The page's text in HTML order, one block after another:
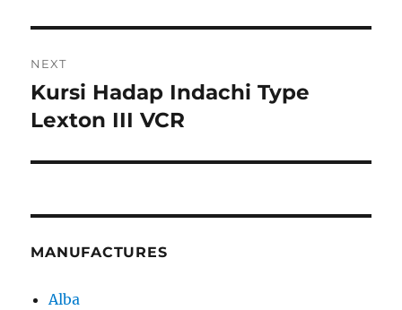
NEXT
Next
post:
Kursi Hadap Indachi Type
Lexton III VCR
MANUFACTURES
Alba